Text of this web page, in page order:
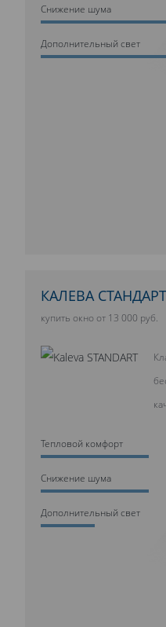
Cнижение шума
Дополнительный свет
КАЛЕВА СТАНДАРТ
купить окно от 13 000 руб.
Тепловой комфорт
Cнижение шума
Дополнительный свет